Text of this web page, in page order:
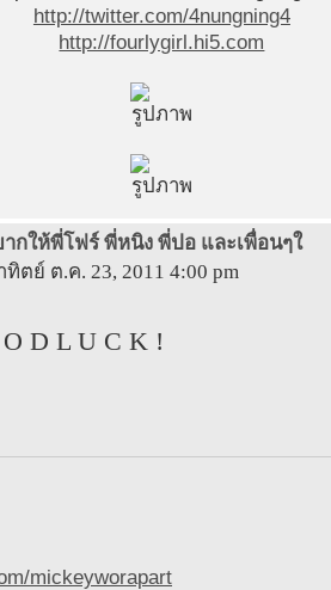
http://twitter.com/4nungning4
http://fourlygirl.hi5.com
กให้พี่โฟร์ พี่หนิง พี่ปอ และเพื่อนๆใ
ทิตย์ ต.ค. 23, 2011 4:00 pm
D L U C K !
mickeyworapart